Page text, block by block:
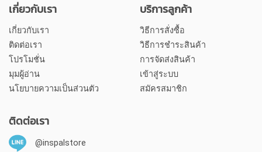
เกี่ยวกับเรา
เกี่ยวกับเรา
ติดต่อเรา
โปรโมชั่น
มุมผู้อ่าน
นโยบายความเป็นส่วนตัว
บริการลูกค้า
วิธีการสั่งซื้อ
วิธีการชำระสินค้า
การจัดส่งสินค้า
เข้าสู่ระบบ
สมัครสมาชิก
ติดต่อเรา
@inspalstore